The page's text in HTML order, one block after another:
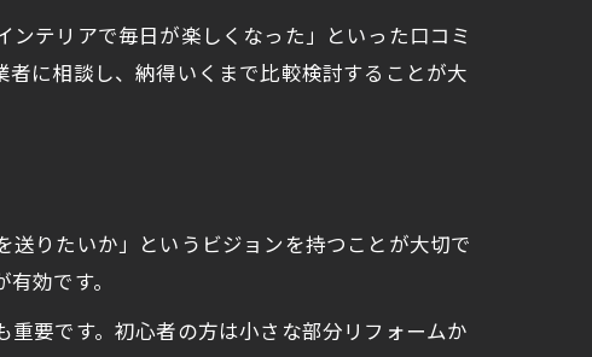
テリアで毎日が楽しくなった」といった口コミ
に相談し、納得いくまで比較検討することが大
りたいか」というビジョンを持つことが大切で
効です。
要です。初心者の方は小さな部分リフォームか